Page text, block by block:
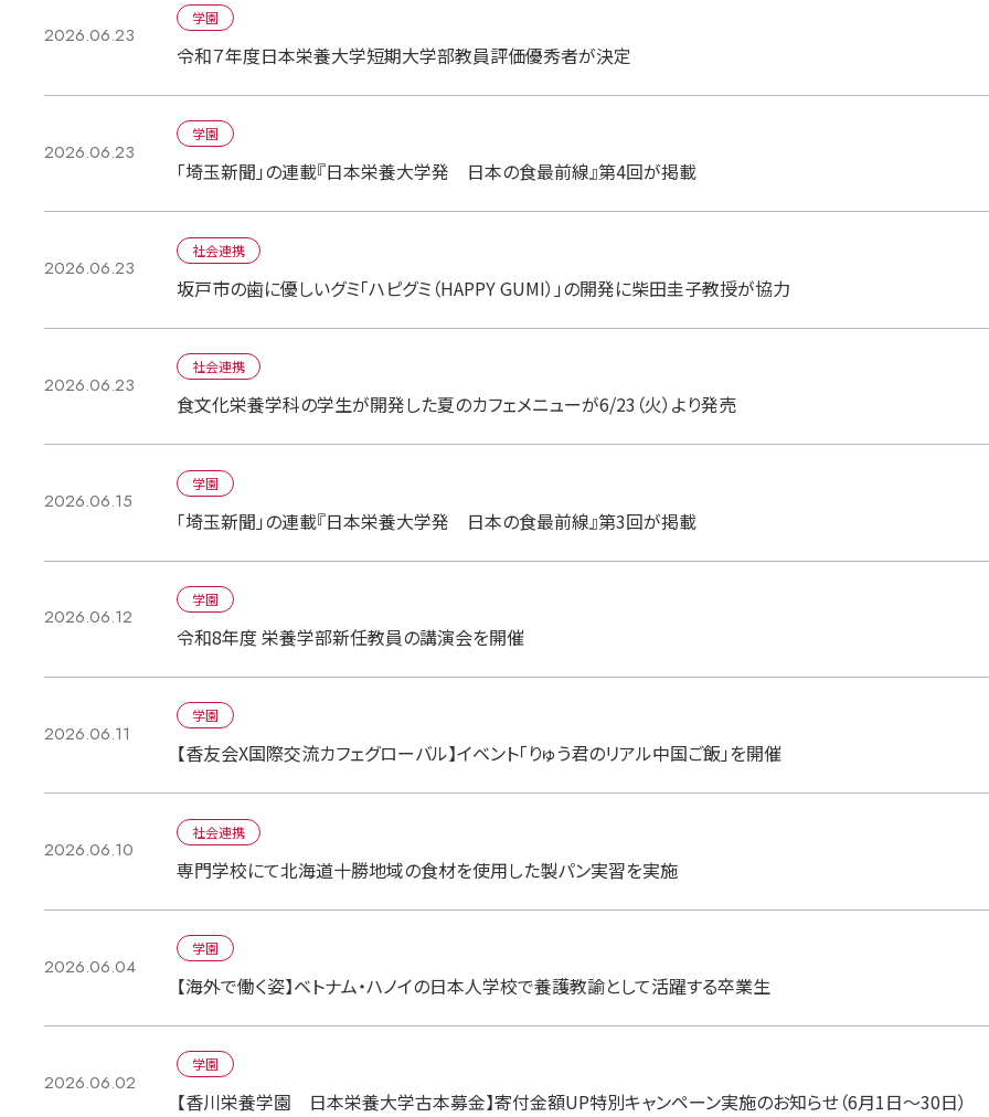
2026.06.23
学園
令和７年度日本栄養大学短期大学部教員評価優秀者が決定
2026.06.23
学園
「埼玉新聞」の連載『日本栄養大学発 日本の食最前線』第4回が掲載
2026.06.23
社会連携
坂戸市の歯に優しいグミ「ハピグミ（HAPPY GUMI）」の開発に柴田圭子教授が協力
2026.06.23
社会連携
食文化栄養学科の学生が開発した夏のカフェメニューが6/23（火）より発売
2026.06.15
学園
「埼玉新聞」の連載『日本栄養大学発 日本の食最前線』第3回が掲載
2026.06.12
学園
令和8年度 栄養学部新任教員の講演会を開催
2026.06.11
学園
【香友会X国際交流カフェグローバル】イベント「りゅう君のリアル中国ご飯」を開催
2026.06.10
社会連携
専門学校にて北海道十勝地域の食材を使用した製パン実習を実施
2026.06.04
学園
【海外で働く姿】ベトナム・ハノイの日本人学校で養護教諭として活躍する卒業生
2026.06.02
学園
【香川栄養学園 日本栄養大学古本募金】寄付金額UP特別キャンペーン実施のお知らせ（6月1日～30日）